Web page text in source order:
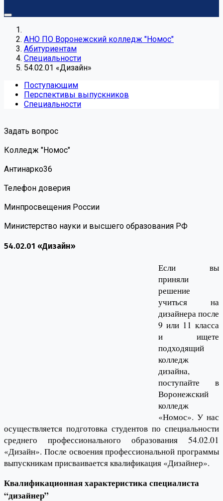
АНО ПО Воронежский колледж "Номос"
Абитуриентам
Специальности
54.02.01 «Дизайн»
Поступающим
Перспективы выпускников
Специальности
Задать вопрос
Колледж "Номос"
Антинарко36
Телефон доверия
Минпросвещения России
Министерство науки и высшего образования РФ
54.02.01 «Дизайн»
Если вы
приняли
решение
учиться на
дизайнера после
9 или 11 класса
и ищете
подходящий
колледж
дизайна,
поступайте в
Воронежский
колледж
«Номос». У нас
осуществляется подготовка студентов по специальности
среднего профессионального образования 54.02.01
«Дизайн». После освоения профессиональной программы
выпускникам присваивается квалификация «Дизайнер».
Квалификационная характеристика специалиста
“дизайнер”